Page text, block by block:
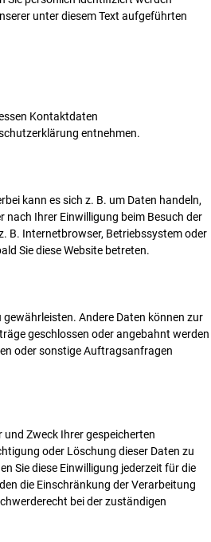
unter diesem Text aufgeführten
Kontaktdaten
entnehmen.
kann es sich z. B. um Daten handeln,
nach Ihrer Einwilligung beim Besuch der
B. Internetbrowser, Betriebssystem oder
Sie diese Website betreten.
gewährleisten. Andere Daten können zur
geschlossen oder angebahnt werden
oder sonstige Auftragsanfragen
Zweck Ihrer gespeicherten
oder Löschung dieser Daten zu
Sie diese Einwilligung jederzeit für die
die Einschränkung der Verarbeitung
bei der zuständigen